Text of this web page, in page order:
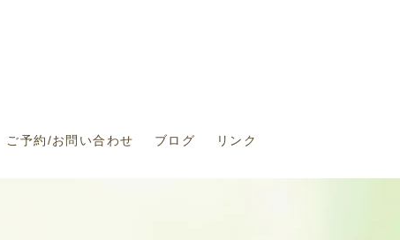
ご予約/お問い合わせ ブログ リンク